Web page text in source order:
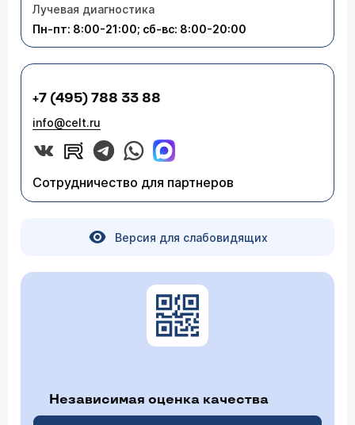
Лучевая диагностика
Пн-пт: 8:00-21:00; сб-вс: 8:00-20:00
+7 (495) 788 33 88
info@celt.ru
Сотрудничество для партнеров
Версия для слабовидящих
Независимая оценка качества